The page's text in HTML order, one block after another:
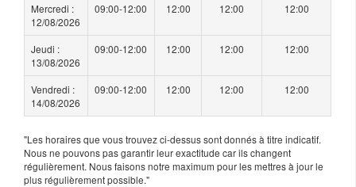
Mercredi :
12/08/2026
09:00-12:00 12:00 12:00 12:00
Jeudi :
13/08/2026
09:00-12:00 12:00 12:00 12:00
Vendredi :
14/08/2026
09:00-12:00 12:00 12:00 12:00
"Les horaires que vous trouvez ci-dessus sont donnés à titre indicatif.
Nous ne pouvons pas garantir leur exactitude car ils changent
régulièrement. Nous faisons notre maximum pour les mettres à jour le
plus régulièrement possible."